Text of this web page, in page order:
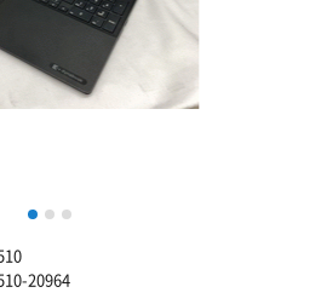
1 2
20964